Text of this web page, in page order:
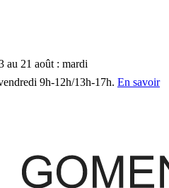
21 août : mardi
9h‑12h/13h‑17h. En savoir